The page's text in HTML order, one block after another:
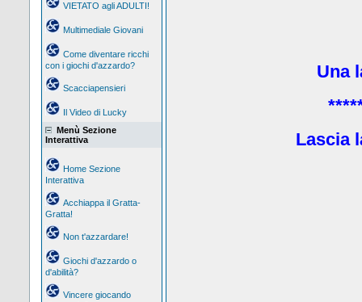
VIETATO agli ADULTI!
Multimediale Giovani
Come diventare ricchi
con i giochi d'azzardo?
Scacciapensieri
Il Video di Lucky
Menù Sezione
Interattiva
Home Sezione
Interattiva
Acchiappa il Gratta-
Gratta!
Non t'azzardare!
Giochi d'azzardo o
d'abilità?
Vincere giocando
Una
Lascia